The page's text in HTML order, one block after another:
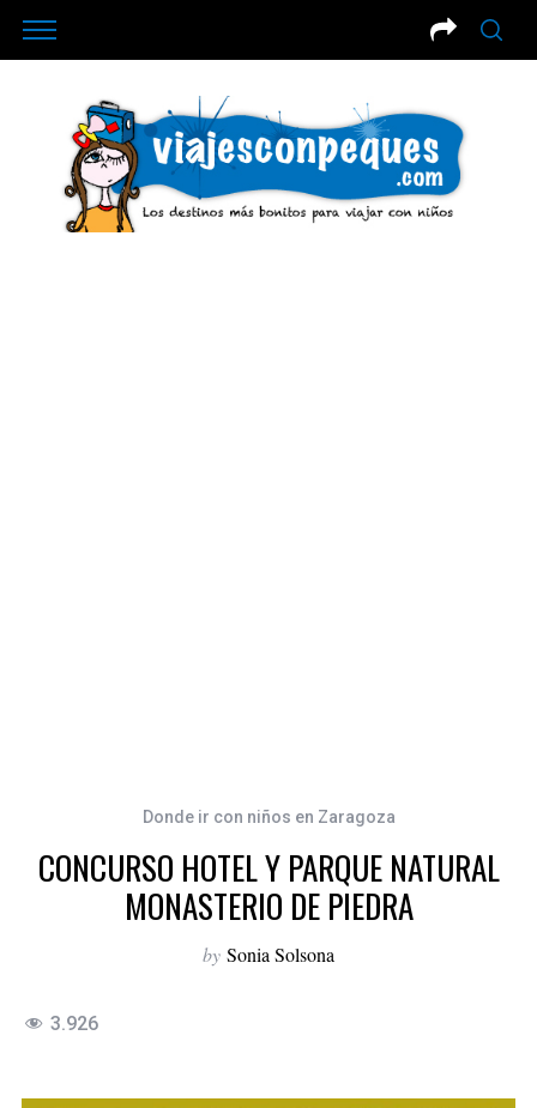
Donde ir con niños en Zaragoza
CONCURSO HOTEL Y PARQUE NATURAL
MONASTERIO DE PIEDRA
by Sonia Solsona
3.926